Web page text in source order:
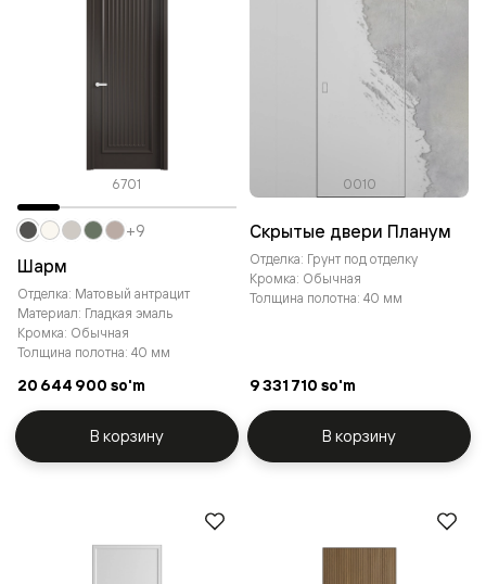
6701
Шарм
Отделка: Матовый антрацит
Материал: Гладкая эмаль
Кромка: Обычная
Толщина полотна: 40 мм
20 644 900 so'm
+9
В корзину
0010
Скрытые двери Планум
Отделка: Грунт под отделку
Кромка: Обычная
Толщина полотна: 40 мм
9 331 710 so'm
В корзину